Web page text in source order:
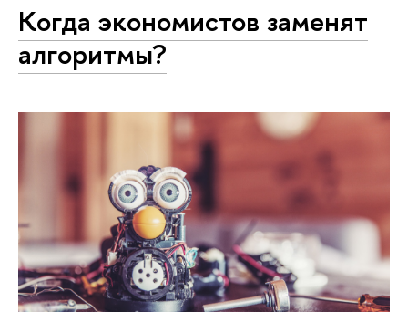
Когда экономистов заменят
алгоритмы?